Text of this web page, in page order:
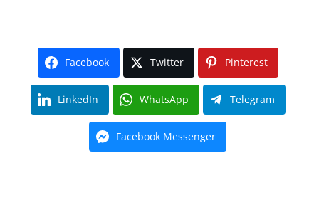
Facebook Twitter Pinterest
LinkedIn WhatsApp Telegram
Facebook Messenger